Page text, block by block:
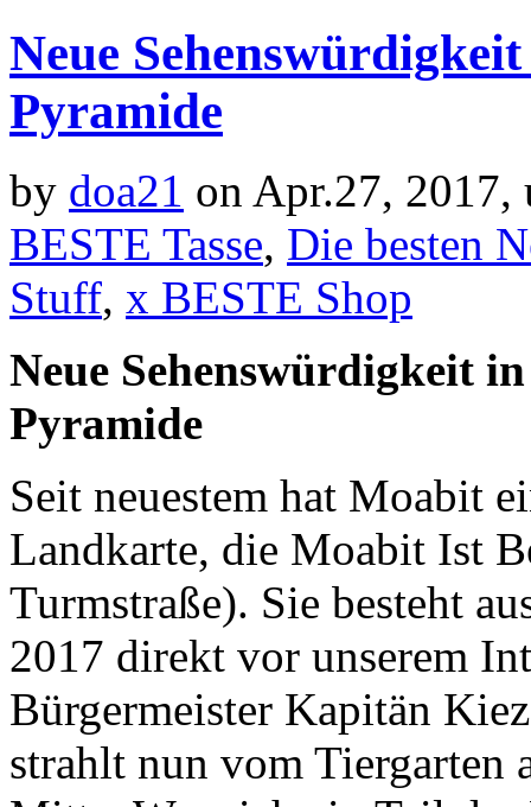
Neue
Pyramide
by doa21 on Apr.27, 2017,
BESTE Tasse, Die besten
Stuff, x BESTE Shop
Neue Sehenswürdigkeit
Pyramide
Seit neuestem hat Moabit
Landkarte, die Moabit Ist
Turmstraße). Sie besteht
2017 direkt vor unserem
Bürgermeister Kapitän
strahlt nun vom Tiergarten